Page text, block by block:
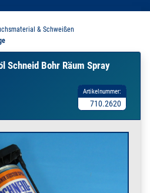
& Schweißen
Schneid Bohr Räum Spray
Artikelnummer:
710.2620